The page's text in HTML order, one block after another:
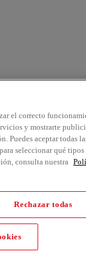
el correcto
y mostrarte
Puedes aceptar todas
seleccionar qué tipos
consulta nuestra
Rechazar todas